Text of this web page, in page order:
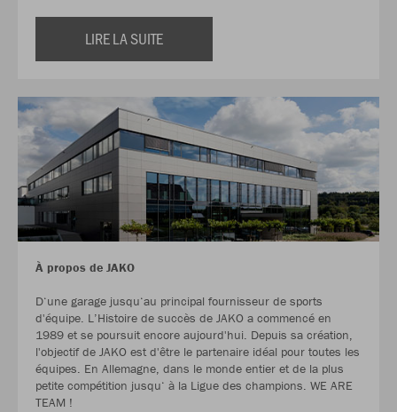
LIRE LA SUITE
À propos de JAKO
D‘une garage jusqu‘au principal fournisseur de sports
d'équipe. L’Histoire de succès de JAKO a commencé en
1989 et se poursuit encore aujourd'hui. Depuis sa création,
l'objectif de JAKO est d'être le partenaire idéal pour toutes les
équipes. En Allemagne, dans le monde entier et de la plus
petite compétition jusqu‘ à la Ligue des champions. WE ARE
TEAM !